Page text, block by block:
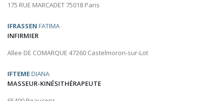
175 RUE MARCADET 75018 Paris
IFRASSEN FATIMA
INFIRMIER
Allee DE COMARQUE 47260 Castelmoron-sur-Lot
IFTEMEDIANA
MASSEUR-KINÉSITHÉRAPEUTE